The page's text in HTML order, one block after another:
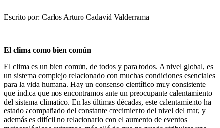
Escrito por: Carlos Arturo Cadavid Valderrama
El clima como bien común
El clima es un bien común, de todos y para todos. A nivel global, es
un sistema complejo relacionado con muchas condiciones esenciales
para la vida humana. Hay un consenso científico muy consistente
que indica que nos encontramos ante un preocupante calentamiento
del sistema climático. En las últimas décadas, este calentamiento ha
estado acompañado del constante crecimiento del nivel del mar, y
además es difícil no relacionarlo con el aumento de eventos